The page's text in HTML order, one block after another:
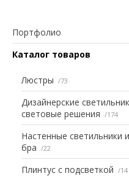
Портфолио
Каталог товаров
Люстры 73
Дизайнерские
световые решения
174
Настенные светильники и
бра
22
Плинтус с подсветкой 14